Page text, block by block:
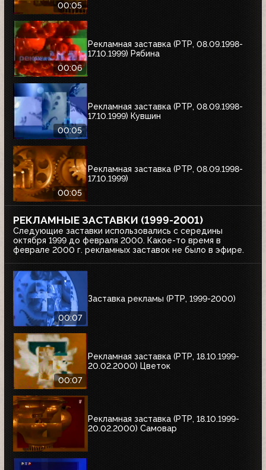
00:05
00:06
Рекламная заставка (РТР, 08.09.1998-
17.10.1999) Рябина
00:05
Рекламная заставка (РТР, 08.09.1998-
17.10.1999) Кувшин
00:05
Рекламная заставка (РТР, 08.09.1998-
17.10.1999)
РЕКЛАМНЫЕ ЗАСТАВКИ (1999-2001)
Следующие заставки использовались с середины
октября 1999 до февраля 2000. Какое-то время в
феврале 2000 г. рекламных заставок не было в эфире.
00:07
Заставка рекламы (РТР, 1999-2000)
00:07
Рекламная заставка (РТР, 18.10.1999-
20.02.2000) Цветок
Рекламная заставка (РТР, 18.10.1999-
20.02.2000) Самовар